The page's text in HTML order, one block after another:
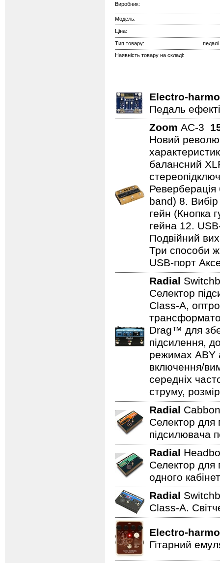
Виробник:
Модель:
Ціна:
Тип товару:
педалі
Наявність товару на складі:
Electro-
Педаль
Zoom AC-3
Новий
балансний
Реверберація
band) 8. Вибір
гейн (Кнопка
гейна 12.
Подвійний
Три способи
USB-порт
Radial
Селектор
Class-A,
Drag™ для
підсилення,
режимах ABY
включення/
середніх
струму,
Radial
Селектор для
підсилювача
Radial
Селектор для
одного
Radial
Class-A.
Electro-
Гітарний